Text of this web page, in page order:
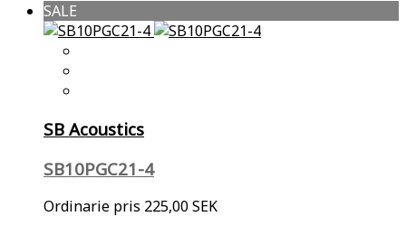
SALE
SB Acoustics
SB10PGC21-4
Ordinarie pris 225,00 SEK